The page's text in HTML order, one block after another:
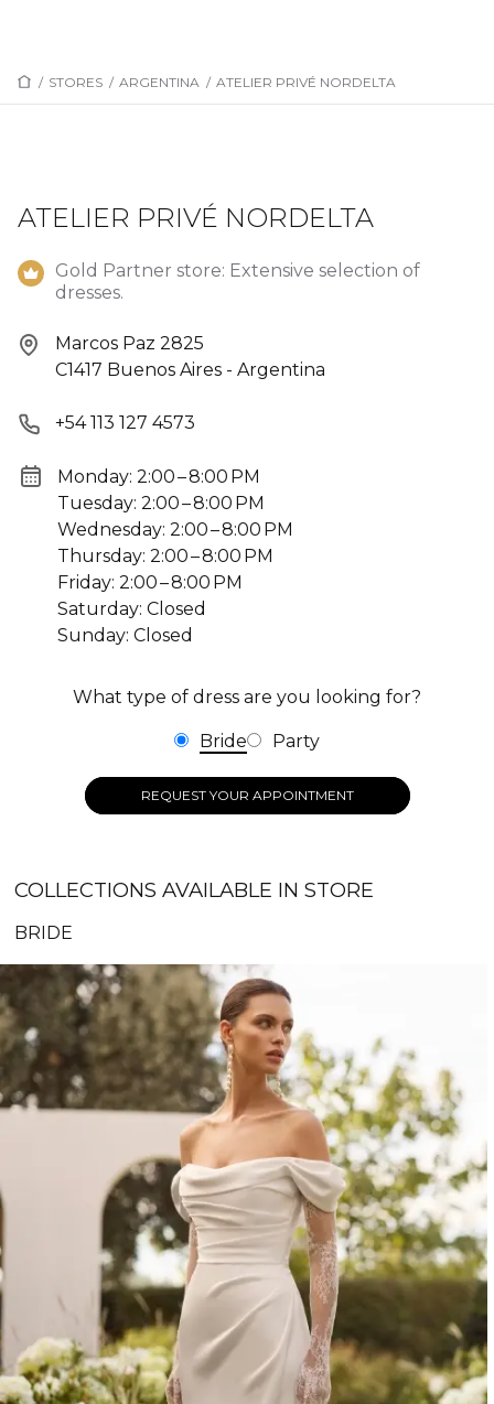
/ STORES / ARGENTINA / ATELIER PRIVÉ NORDELTA
ATELIER PRIVÉ NORDELTA
Gold Partner store: Extensive selection of
dresses.
Marcos Paz 2825
C1417 Buenos Aires - Argentina
+54 113 127 4573
Monday: 2:00 – 8:00 PM
Tuesday: 2:00 – 8:00 PM
Wednesday: 2:00 – 8:00 PM
Thursday: 2:00 – 8:00 PM
Friday: 2:00 – 8:00 PM
Saturday: Closed
Sunday: Closed
What type of dress are you looking for?
Bride Party
REQUEST YOUR APPOINTMENT
COLLECTIONS AVAILABLE IN STORE
BRIDE